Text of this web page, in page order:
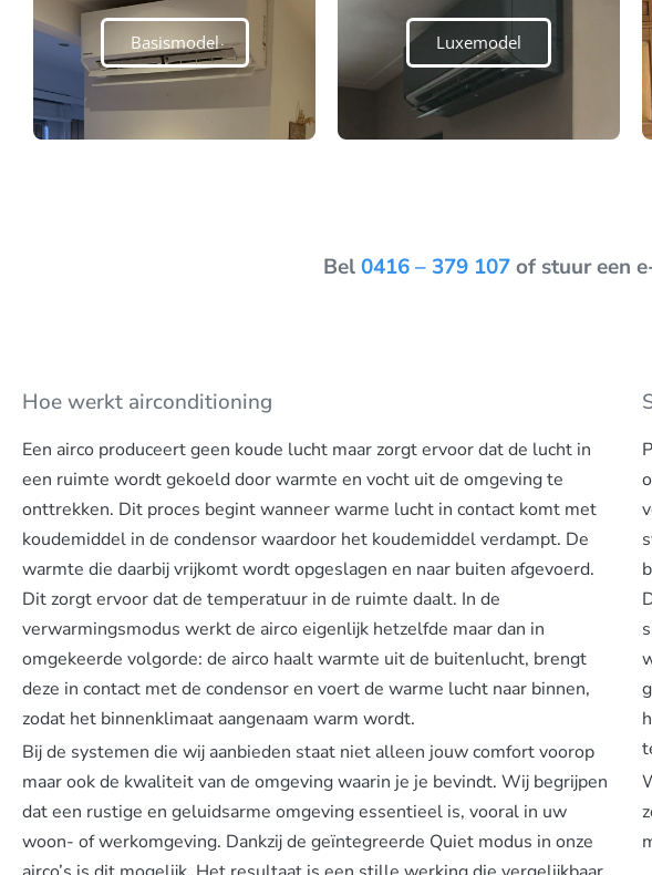
Basismodel Luxemodel
Bel0416 – 379 107of stuur een
Hoe werkt airconditioning
Een airco produceert geen koude lucht maar zorgt ervoor dat de lucht in
een ruimte wordt gekoeld door warmte en vocht uit de omgeving te
onttrekken. Dit proces begint wanneer warme lucht in contact komt met
koudemiddel in de condensor waardoor het koudemiddel verdampt. De
warmte die daarbij vrijkomt wordt opgeslagen en naar buiten afgevoerd.
Dit zorgt ervoor dat de temperatuur in de ruimte daalt. In de
verwarmingsmodus werkt de airco eigenlijk hetzelfde maar dan in
omgekeerde volgorde: de airco haalt warmte uit de buitenlucht, brengt
deze in contact met de condensor en voert de warme lucht naar binnen,
zodat het binnenklimaat aangenaam warm wordt.
Bij de systemen die wij aanbieden staat niet alleen jouw comfort voorop
maar ook de kwaliteit van de omgeving waarin je je bevindt. Wij begrijpen
dat een rustige en geluidsarme omgeving essentieel is, vooral in uw
woon- of werkomgeving. Dankzij de geïntegreerde Quiet modus in onze